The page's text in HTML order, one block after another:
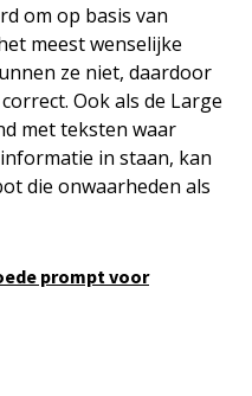
om op basis van
meest wenselijke
ze niet, daardoor
Ook als de Large
met teksten waar
in staan, kan
die onwaarheden als
prompt voor